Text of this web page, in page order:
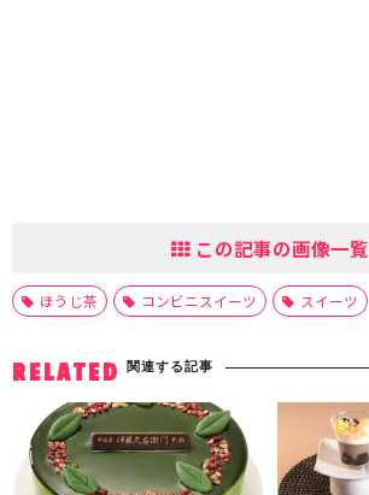
この記事の画像一覧
ほうじ茶 コンビニスイーツ スイーツ
RELATED 関連する記事